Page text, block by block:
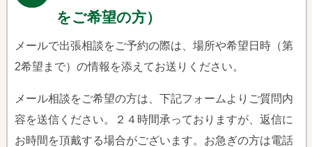
をご希望の方）
メールで出張相談をご予約の際は、場所や希望日時（第
2希望まで）の情報を添えてお送りください。
メール相談をご希望の方は、下記フォームよりご質問内
容を送信ください。２４時間承っておりますが、返信に
お時間を頂戴する場合がございます。お急ぎの方は電話